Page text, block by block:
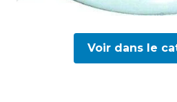
Voir dans le